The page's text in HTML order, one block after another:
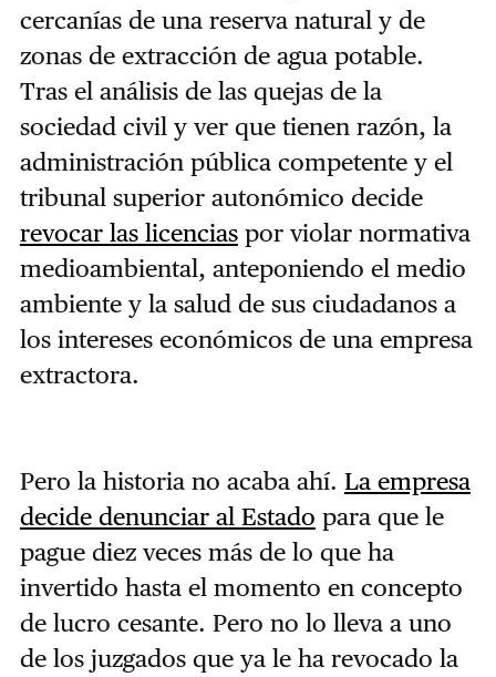
cercanías de una reserva natural y de
zonas de extracción de agua potable.
Tras el análisis de las quejas de la
sociedad civil y ver que tienen razón, la
administración pública competente y el
tribunal superior autonómico decide
revocar las licenciaspor violar normativa
medioambiental, anteponiendo el medio
ambiente y la salud de sus ciudadanos a
los intereses económicos de una empresa
extractora.
Pero la historia no acaba ahí. La empresa
decide denunciar al Estado para que le
pague diez veces más de lo que ha
invertido hasta el momento en concepto
de lucro cesante. Pero no lo lleva a uno
de los juzgados que ya le ha revocado la